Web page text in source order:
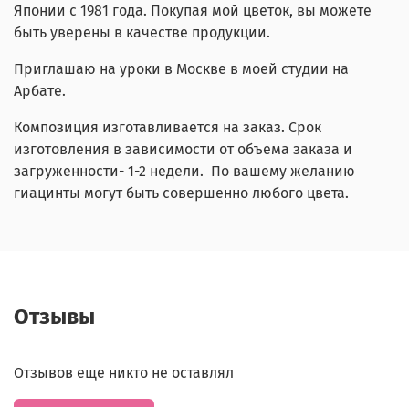
Японии с 1981 года. Покупая мой цветок, вы можете
быть уверены в качестве продукции.
Приглашаю на уроки в Москве в моей студии на
Арбате.
Композиция изготавливается на заказ. Срок
изготовления в зависимости от объема заказа и
загруженности- 1-2 недели. По вашему желанию
гиацинты могут быть совершенно любого цвета.
Отзывы
Отзывов еще никто не оставлял